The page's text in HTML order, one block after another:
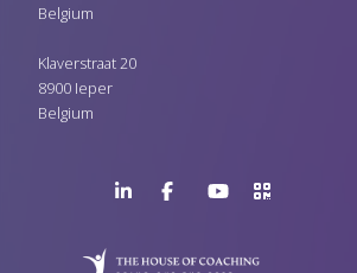
Belgium
Klaverstraat 20
8900 Ieper
Belgium
PagePageChannel
QR